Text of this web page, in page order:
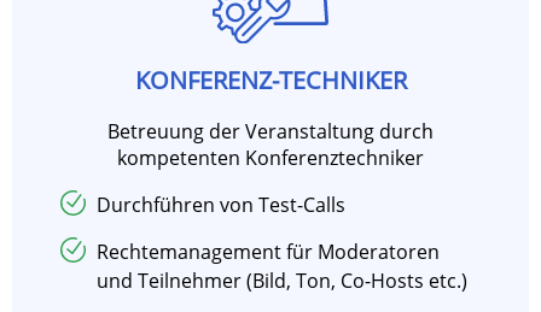
KONFERENZ-TECHNIKER
Betreuung der Veranstaltung durch
kompetenten Konferenztechniker
Durchführen von Test-Calls
Rechtemanagement für Moderatoren
und Teilnehmer (Bild, Ton, Co-Hosts etc.)